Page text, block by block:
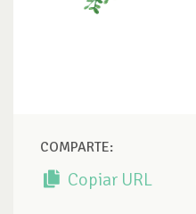
COMPARTE:
Copiar URL